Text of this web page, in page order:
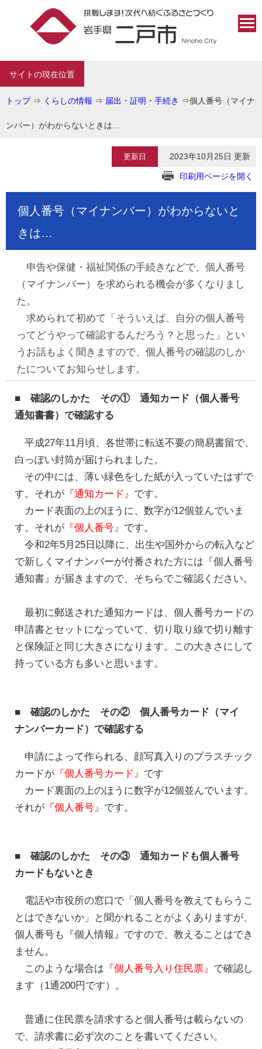
サイトの現在位置
トップ⇒ くらしの情報 ⇒ 届出・証明・手続き ⇒個人番号（マイナ
ンバー）がわからないときは…
更新日 2023年10月25日 更新
印刷用ページを開く
個人番号（マイナンバー）がわからないと
きは…
申告や保健・福祉関係の手続きなどで、個人番号
（マイナンバー）を求められる機会が多くなりまし
た。
求められて初めて「そういえば、自分の個人番号
ってどうやって確認するんだろう？と思った」とい
うお話もよく聞きますので、個人番号の確認のしか
たについてお知らせします。
■ 確認のしかた その① 通知カード（個人番号
通知書書）で確認する
平成27年11月頃、各世帯に転送不要の簡易書留で、
白っぽい封筒が届けられました。
その中には、薄い緑色をした紙が入っていたはずで
す。それが 『通知カード』 です。
カード表面の上のほうに、数字が12個並んでいま
す。それが 『個人番号』 です。
令和2年5月25日以降に、出生や国外からの転入など
で新しくマイナンバーが付番された方には『個人番号
通知書』が届きますので、そちらでご確認ください。
最初に郵送された通知カードは、個人番号カードの
申請書とセットになっていて、切り取り線で切り離す
と保険証と同じ大きさになります。この大きさにして
持っている方も多いと思います。
■ 確認のしかた その② 個人番号カード（マイ
ナンバーカード）で確認する
申請によって作られる、顔写真入りのプラスチック
カードが 『個人番号カード』 です
カード裏面の上のほうに数字が12個並んでいます。
それが 『個人番号』 です。
■ 確認のしかた その③ 通知カードも個人番号
カードもないとき
電話や市役所の窓口で「個人番号を教えてもらうこ
とはできないか」と聞かれることがよくありますが、
個人番号も『個人情報』ですので、教えることはでき
ません。
このような場合は 『個人番号入り住民票』 で確認し
ます（1通200円です）。
普通に住民票を請求すると個人番号は載らないの
で、請求書に必ず次のことを書いてください。